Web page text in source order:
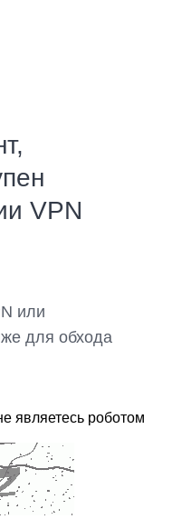
VPN
или
для обхода
являетесь роботом